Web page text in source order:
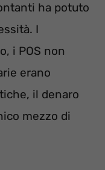
ha potuto
I
i POS non
erano
il denaro
mezzo di